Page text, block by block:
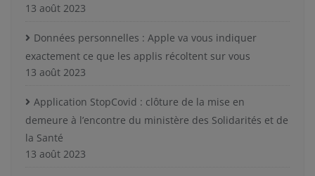
13 août 2023
Données personnelles : Apple va vous indiquer
exactement ce que les applis récoltent sur vous
13 août 2023
Application StopCovid : clôture de la mise en
demeure à l’encontre du ministère des Solidarités et de
la Santé
13 août 2023